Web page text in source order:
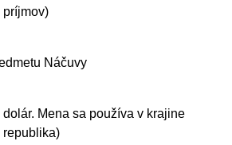
príjmov)
Náčuvy
Mena sa používa v krajine
republika)